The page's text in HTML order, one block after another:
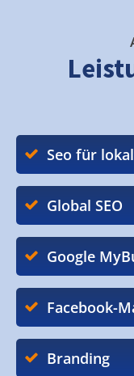
Seo für
Global SEO
Google
Facebook-
Branding